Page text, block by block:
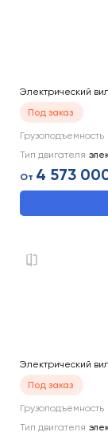
Электрический
Под заказ
Грузоподъемность
Тип двигателя
От 4 573
Электрический
Под заказ
Грузоподъемность
Тип двигателя